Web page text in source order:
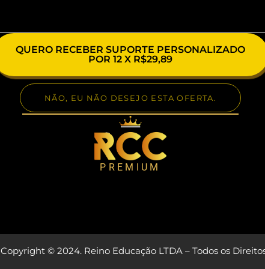
QUERO RECEBER SUPORTE PERSONALIZADO
POR 12 X R$29,89
NÃO, EU NÃO DESEJO ESTA OFERTA.
PREMIUM
Copyright © 2024. Reino Educação LTDA – Todos os